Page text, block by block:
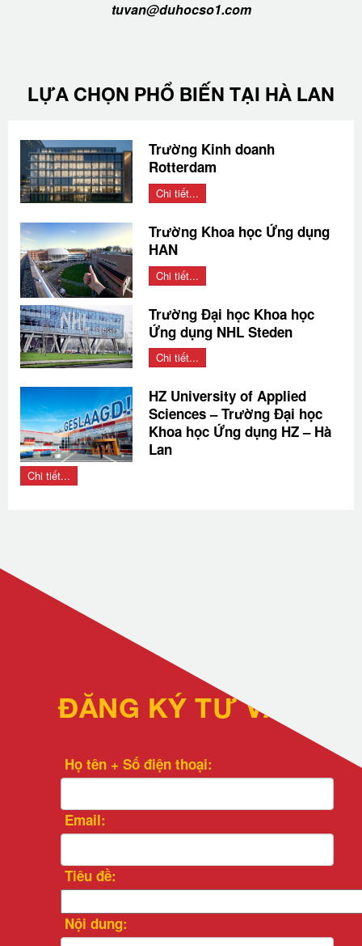
tuvan@duhocso1.com
LỰA CHỌN PHỔ BIẾN TẠI HÀ LAN
Trường Kinh doanh
Rotterdam
Chi tiết...
Trường Khoa học Ứng dụng
HAN
Chi tiết...
Trường Đại học Khoa học
Ứng dụng NHL Steden
Chi tiết...
HZ University of Applied
Sciences – Trường Đại học
Khoa học Ứng dụng HZ – Hà
Lan
Chi tiết...
ĐĂNG KÝ TƯ VẤN
Họ tên + Số điện thoại:
Email:
Tiêu đề:
Nội dung: